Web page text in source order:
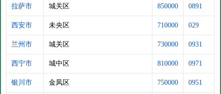
拉萨市 城关区 850000 0891
西安市 未央区 710000 029
兰州市 城关区 730000 0931
西宁市 城中区 810000 0971
银川市 金凤区 750000 0951